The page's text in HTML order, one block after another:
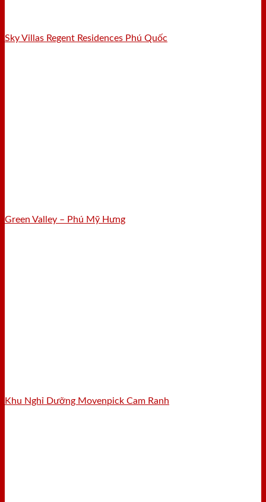
Sky Villas Regent Residences Phú Quốc
Green Valley – Phú Mỹ Hưng
Khu Nghỉ Dưỡng Movenpick Cam Ranh